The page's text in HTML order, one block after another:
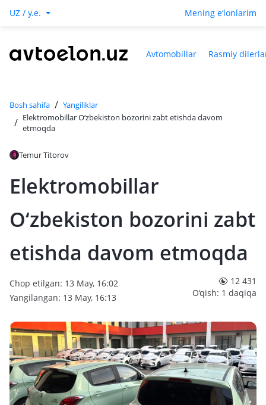
UZ / y.e. Mening e‘lonlarim
Avtomobillar Rasmiy
Bosh sahifa / Yangiliklar
/ Elektromobillar O‘zbekiston bozorini zabt etishda davom
etmoqda
Temur Titorov
Elektromobillar
O‘zbekiston bozorini zabt
etishda davom etmoqda
Chop etilgan: 13 May, 16:02
Yangilangan: 13 May, 16:13
12 431
O‘qish: 1 daqiqa